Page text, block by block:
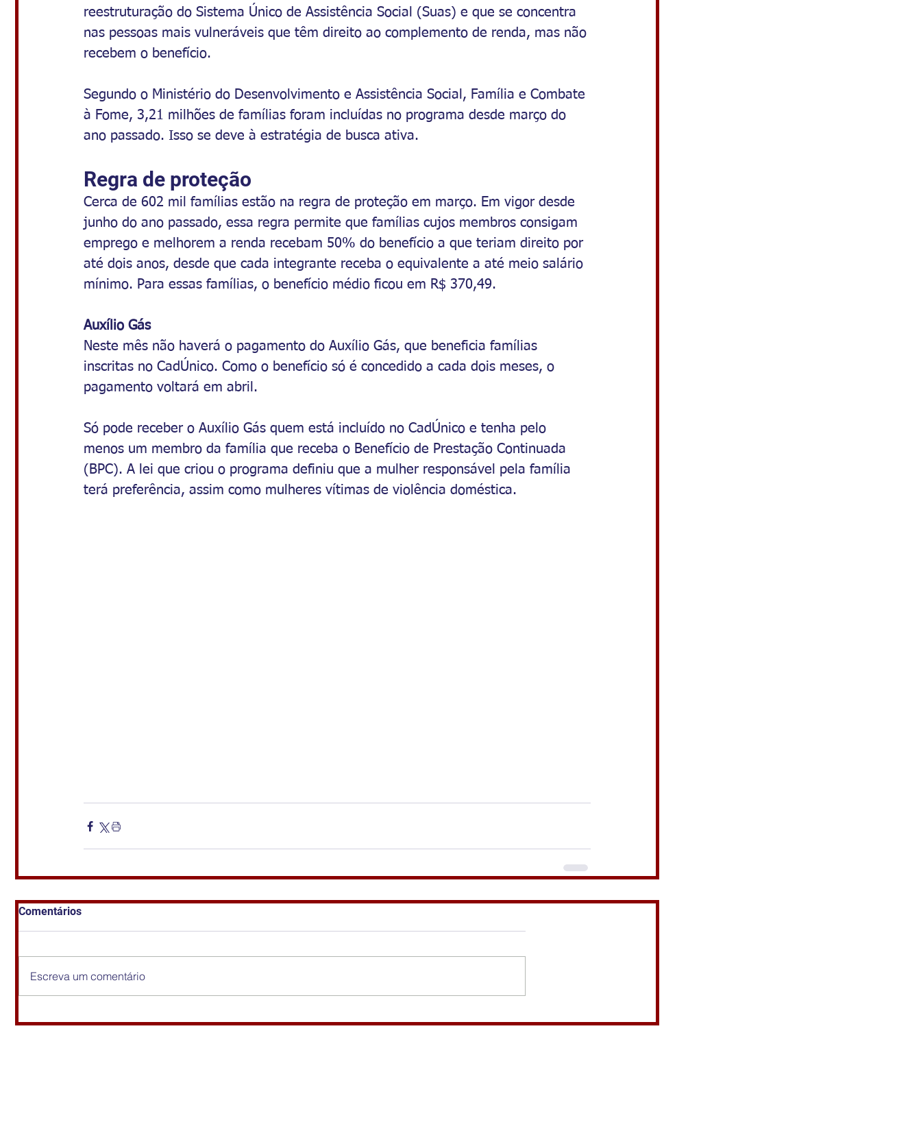
reestruturação do Sistema Único de Assistência Social (Suas) e que se concentra
nas pessoas mais vulneráveis que têm direito ao complemento de renda, mas não
recebem o benefício.
Segundo o Ministério do Desenvolvimento e Assistência Social, Família e Combate
à Fome, 3,21 milhões de famílias foram incluídas no programa desde março do
ano passado. Isso se deve à estratégia de busca ativa.
Regra de proteção
Cerca de 602 mil famílias estão na regra de proteção em março. Em vigor desde
junho do ano passado, essa regra permite que famílias cujos membros consigam
emprego e melhorem a renda recebam 50% do benefício a que teriam direito por
até dois anos, desde que cada integrante receba o equivalente a até meio salário
mínimo. Para essas famílias, o benefício médio ficou em R$ 370,49.
Auxílio Gás
Neste mês não haverá o pagamento do Auxílio Gás, que beneficia famílias
inscritas no CadÚnico. Como o benefício só é concedido a cada dois meses, o
pagamento voltará em abril.
Só pode receber o Auxílio Gás quem está incluído no CadÚnico e tenha pelo
menos um membro da família que receba o Benefício de Prestação Continuada
(BPC). A lei que criou o programa definiu que a mulher responsável pela família
terá preferência, assim como mulheres vítimas de violência doméstica.
Comentários
Escreva um comentário